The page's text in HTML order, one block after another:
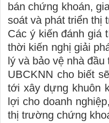
bán chứng khoán,
soát và phát triển thị
Các ý kiến đánh giá
thời kiến nghị giải
lý và bảo vệ nhà đầu
UBCKNN cho biết
tới xây dựng khuôn
lợi cho doanh
thị trường chứng